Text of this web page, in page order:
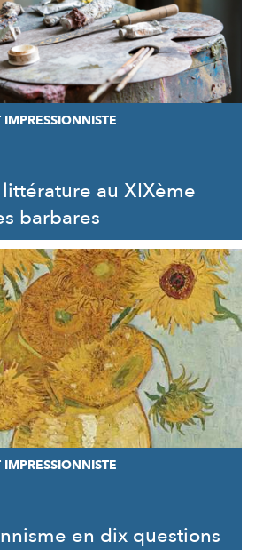
au XIXème
barbares
en dix questions